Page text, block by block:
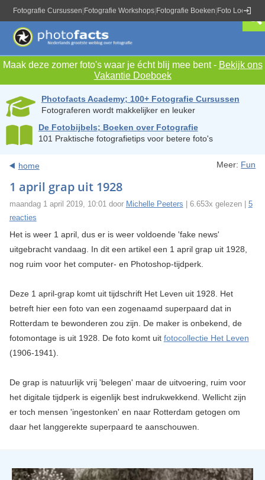
Fotografie Cursussen Fotografie Workshops Fotografie Boeken Foto Locaties
Maak deze zomer foto's waar je écht blij mee bent - Bekijk ons
Vakantie Doeboek
Photofacts Academy; 100+ Fotografie Cursussen
Fotograferen wordt makkelijker en leuker
De Fotobijbels; Boeken over Fotografie
101 Praktische fotografietips voor betere foto's
home Meer: Fun
1 april grap uit 1928
maandag 1 april 2019, 10:01 door Michelle Peeters | 6.653x gelezen | 5
reacties
Het is weer 1 april, dus er is weer voldoende 'fake news'
uitgebracht vandaag. In dit een artikel een 1 april grap uit 1928,
nog ruim voor het computer- en Photoshop-tijdperk.
Deze 1 april-grap komt uit tijdschrift Het Leven uit 1928. Het
betreft hier een foto van een zogenaamd superpaard dat in
Rotterdam te bewonderen zou zijn. De maker is onbekend, de
fotomontage is uit 1928. De foto komt uit fotocollectie Het Leven
(1906-1941).
De grap is natuurlijk vrij 'belegen' maar de uitvoering, ruim voor
het digitale tijdperk is eigenlijk best indrukwekkend. Wellicht zijn
er toch mensen 'ingestonken' en naar Rotterdam getogen om
daar het langgerekte superpaard te aanschouwen.